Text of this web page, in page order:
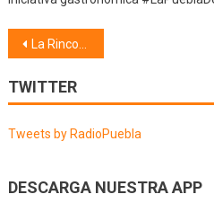
Navegación
de
entradas
La Rinconada de Tajo, el nacimiento de un pueblo (28/05/26)
TWITTER
Tweets by RadioPuebla
DESCARGA NUESTRA APP